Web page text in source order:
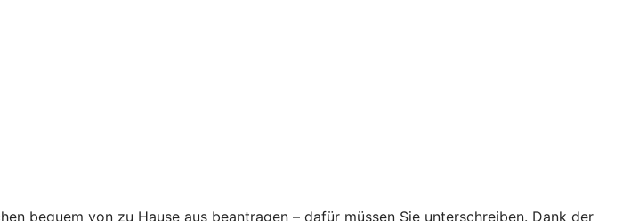
bequem von zu Hause aus beantragen – dafür müssen Sie unterschreiben. Dank der